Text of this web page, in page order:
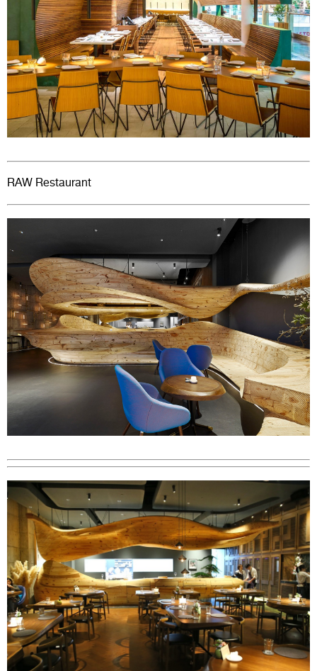
RAW Restaurant